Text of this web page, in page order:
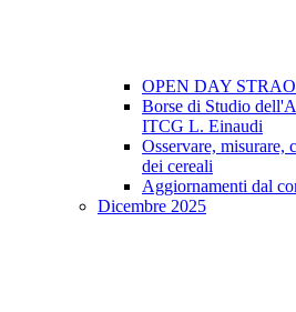
OPEN DAY
Borse di Studio
ITCG L. Einaudi
Osservare, misurare,
dei cereali
Aggiornamenti dal
Dicembre 2025